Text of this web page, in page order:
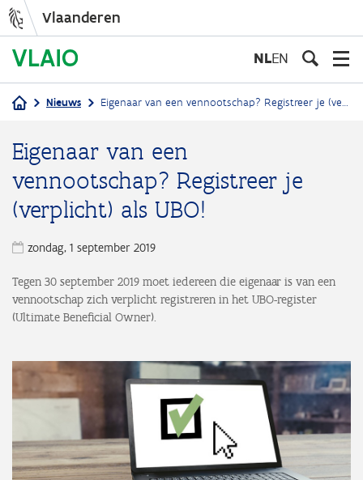
Vlaanderen
NLEN
Nieuws Eigenaar van een vennootschap? Registreer je (verplicht) als UBO!
Eigenaar van een
vennootschap? Registreer je
(verplicht) als UBO!
zondag, 1 september 2019
Tegen 30 september 2019 moet iedereen die eigenaar is van een
vennootschap zich verplicht registreren in het UBO-register
(Ultimate Beneficial Owner).